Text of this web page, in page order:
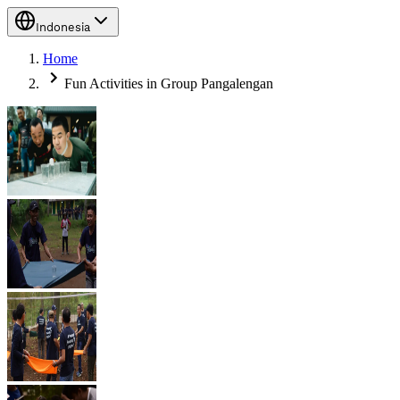
Indonesia
Home
Fun Activities in Group Pangalengan